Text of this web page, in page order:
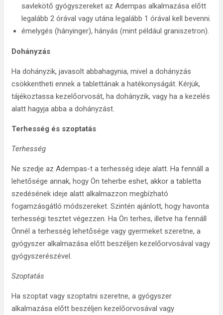
savlekötő gyógyszereket az Adempas alkalmazása előtt
legalább 2 órával vagy utána legalább 1 órával kell bevenni.
émelygés (hányinger), hányás (mint például graniszetron).
Dohányzás
Ha dohányzik, javasolt abbahagynia, mivel a dohányzás
csökkentheti ennek a tablettának a hatékonyságát. Kérjük,
tájékoztassa kezelőorvosát, ha dohányzik, vagy ha a kezelés
alatt hagyja abba a dohányzást.
Terhesség és szoptatás
Terhesség
Ne szedje az Adempas-t a terhesség ideje alatt. Ha fennáll a
lehetősége annak, hogy Ön teherbe eshet, akkor a tabletta
szedésének ideje alatt alkalmazzon megbízható
fogamzásgátló módszereket. Szintén ajánlott, hogy havonta
terhességi tesztet végezzen. Ha Ön terhes, illetve ha fennáll
Önnél a terhesség lehetősége vagy gyermeket szeretne, a
gyógyszer alkalmazása előtt beszéljen kezelőorvosával vagy
gyógyszerészével.
Szoptatás
Ha szoptat vagy szoptatni szeretne, a gyógyszer
alkalmazása előtt beszéljen kezelőorvosával vagy